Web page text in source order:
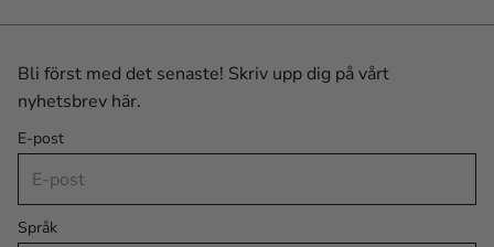
Bli först med det senaste! Skriv upp dig på vårt
nyhetsbrev här.
E-post
Språk